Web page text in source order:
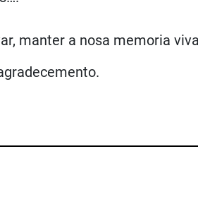
manter a nosa memoria